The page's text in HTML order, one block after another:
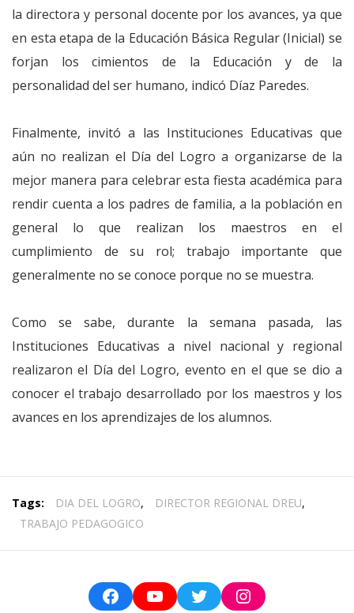
la directora y personal docente por los avances, ya que
en esta etapa de la Educación Básica Regular (Inicial) se
forjan los cimientos de la Educación y de la
personalidad del ser humano, indicó Díaz Paredes.
Finalmente, invitó a las Instituciones Educativas que
aún no realizan el Día del Logro a organizarse de la
mejor manera para celebrar esta fiesta académica para
rendir cuenta a los padres de familia, a la población en
general lo que realizan los maestros en el
cumplimiento de su rol; trabajo importante que
generalmente no se conoce porque no se muestra.
Como se sabe, durante la semana pasada, las
Instituciones Educativas a nivel nacional y regional
realizaron el Día del Logro, evento en el que se dio a
conocer el trabajo desarrollado por los maestros y los
avances en los aprendizajes de los alumnos.
Tags: DIA DEL LOGRO, DIRECTOR REGIONAL DREU,
TRABAJO PEDAGOGICO